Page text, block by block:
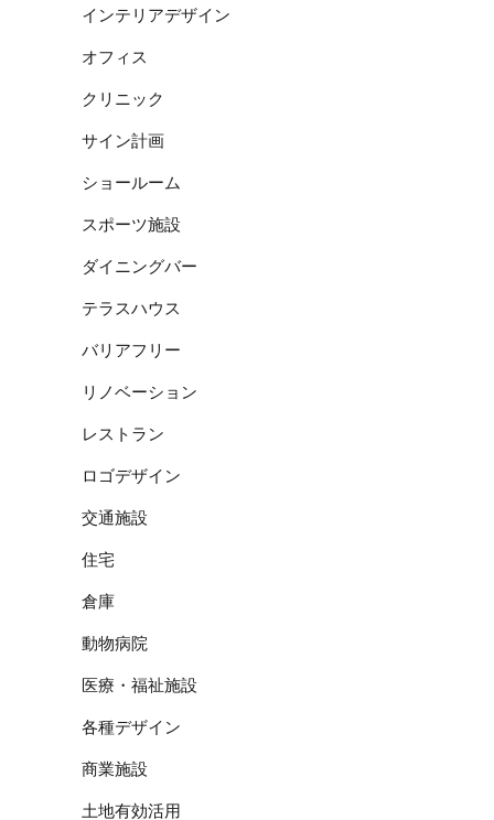
インテリアデザイン
オフィス
クリニック
サイン計画
ショールーム
スポーツ施設
ダイニングバー
テラスハウス
バリアフリー
リノベーション
レストラン
ロゴデザイン
交通施設
住宅
倉庫
動物病院
医療・福祉施設
各種デザイン
商業施設
土地有効活用